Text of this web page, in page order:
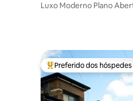
Luxo Moderno Plano
Entre os melhores
Preferido dos hóspedes